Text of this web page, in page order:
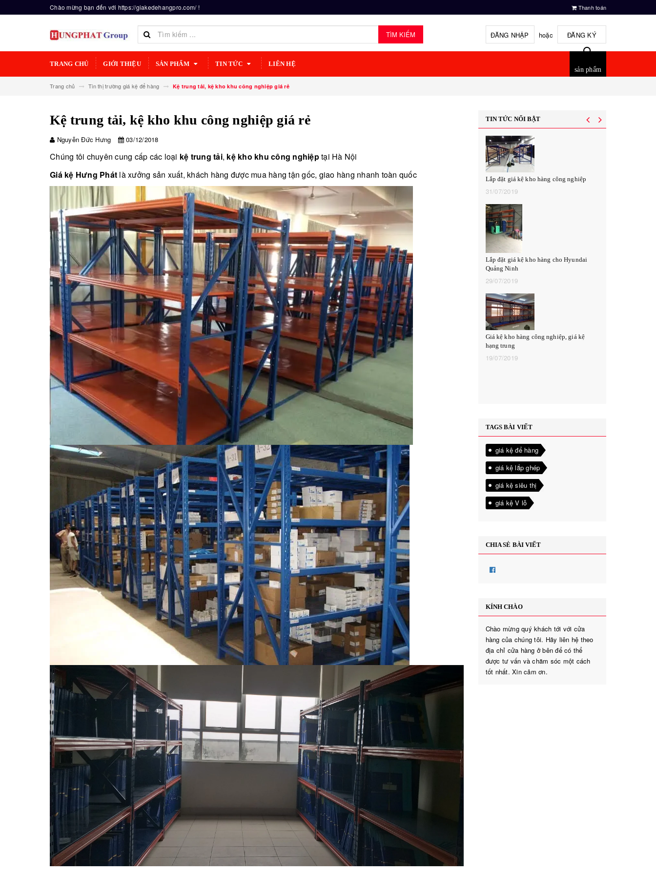
Chào mừng bạn đến với https://giakedehangpro.com/ ! Thanh toán
TÌM KIẾM ĐĂNG NHẬP hoặc ĐĂNG KÝ
TRANG CHỦ GIỚI THIỆU SẢN PHẨM TIN TỨC
LIÊN HỆ
sản phẩm
Trang chủ Tin thị trường giá kệ để hàng Kệ trung tải, kệ kho khu công nghiệp giá rẻ
Kệ trung tải, kệ kho khu công nghiệp giá rẻ
Nguyễn Đức Hưng 03/12/2018
Chúng tôi chuyên cung cấp các loại kệ trung tải, kệ kho khu công nghiệptại Hà Nội
Giá kệ Hưng Phát là xưởng sản xuất, khách hàng được mua hàng tận gốc, giao hàng nhanh toàn quốc
TIN TỨC NỔI BẬT
Lắp đặt giá kệ kho hàng công nghiệp
31/07/2019
Lắp đặt giá kệ kho hàng cho Hyundai
Quảng Ninh
29/07/2019
Giá kệ kho hàng công nghiệp, giá kệ
hạng trung
19/07/2019
TAGS BÀI VIẾT
giá kệ để hàng
giá kệ lắp ghép
giá kệ siêu thị
giá kệ V lỗ
CHIA SẺ BÀI VIẾT
KÍNH CHÀO
Chào mừng quý khách tới với cửa
hàng của chúng tôi. Hãy liên hệ theo
địa chỉ cửa hàng ở bên để có thể
được tư vấn và chăm sóc một cách
tốt nhất. Xin cảm ơn.